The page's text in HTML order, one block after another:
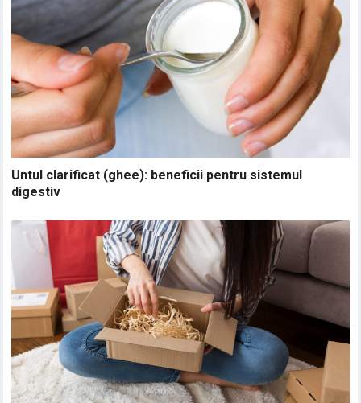
Untul clarificat (ghee): beneficii pentru sistemul
digestiv